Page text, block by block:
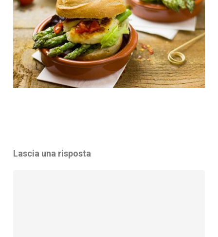
Lascia una risposta